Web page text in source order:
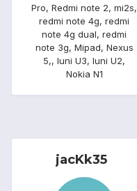
Pro, Redmi note 2, mi2s,
redmi note 4g, redmi
note 4g dual, redmi
note 3g, Mipad, Nexus
5,, Iuni U3, Iuni U2,
Nokia N1
jacKk35